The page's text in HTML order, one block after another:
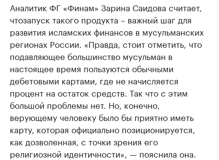
Аналитик ФГ «Финам» Зарина Саидова считает,
чтозапуск такого продукта – важный шаг для
развития исламских финансов в мусульманских
регионах России. «Правда, стоит отметить, что
подавляющее большинство мусульман в
настоящее время пользуются обычными
дебетовыми картами, где не начисляется
процент на остаток средств. Так что с этим
большой проблемы нет. Но, конечно,
верующему человеку было бы приятно иметь
карту, которая официально позиционируется,
как дозволенная, с точки зрения его
религиозной идентичности», — пояснила она.